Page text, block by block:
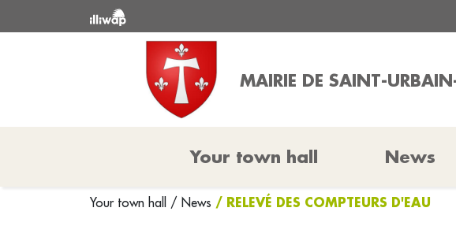
MAIRIE DE SAINT-
Your town hall News
Your town hall / News / RELEVÉ DES COMPTEURS D'EAU